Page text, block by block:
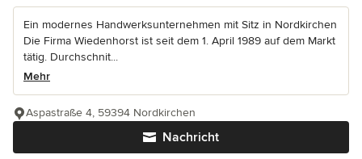
Ein modernes Handwerksunternehmen mit Sitz in Nordkirchen
Die Firma Wiedenhorst ist seit dem 1. April 1989 auf dem Markt
tätig. Durchschnit...
Mehr
Nachricht
Aspastraße 4, 59394 Nordkirchen